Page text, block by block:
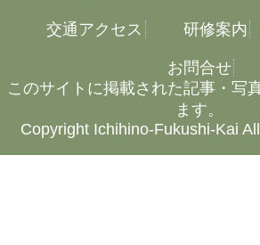
交通アクセス 研修案内
お問合せ
このサイトに掲載された記事・写
ます。
Copyright Ichihino-Fukushi-Kai